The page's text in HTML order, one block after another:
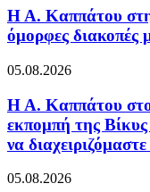
Η Α. Καππάτου
όμορφες διακοπές
05.08.2026
Η Α. Καππάτου
εκπομπή της
να
05.08.2026